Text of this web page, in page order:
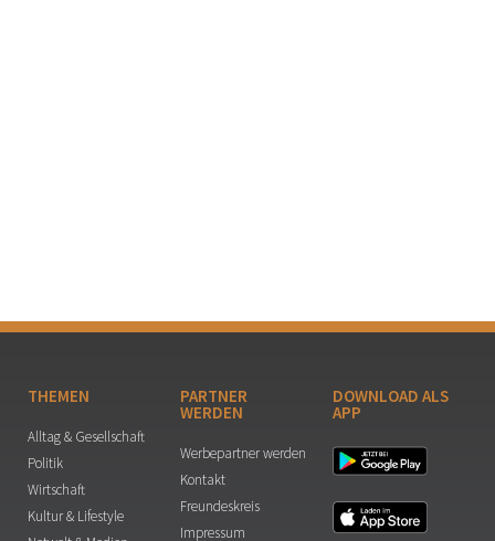
THEMEN
Alltag & Gesellschaft
Politik
Wirtschaft
Kultur & Lifestyle
PARTNER
WERDEN
Werbepartner werden
Kontakt
Freundeskreis
Impressum
DOWNLOAD ALS
APP